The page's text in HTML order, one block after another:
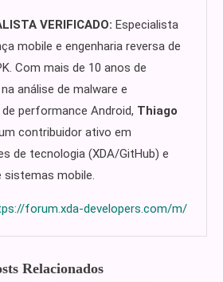
VERIFICADO: Especialista
mobile e engenharia reversa de
Com mais de 10 anos de
análise de malware e
performance Android, Thiago
contribuidor ativo em
de tecnologia (XDA/GitHub) e
sistemas mobile.
forum.xda-developers.com/m/
Relacionados